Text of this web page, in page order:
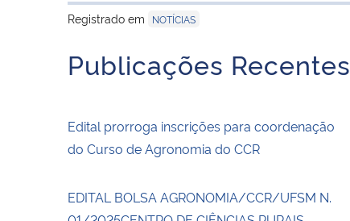
Registrado em
NOTÍCIAS
Publicações Recentes
Edital prorroga inscrições para coordenação
do Curso de Agronomia do CCR
EDITAL BOLSA AGRONOMIA/CCR/UFSM N.